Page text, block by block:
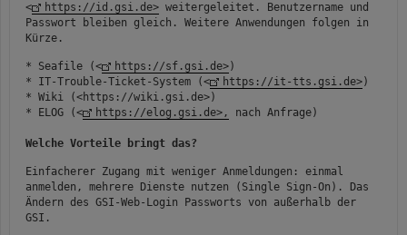
<
https://id.gsi.de> weitergeleitet. Benutzername und
Passwort bleiben gleich. Weitere Anwendungen folgen in
Kürze.
* Seafile (< https://sf.gsi.de>)
* IT-Trouble-Ticket-System (< https://it-tts.gsi.de>)
* Wiki (<https://wiki.gsi.de>)
* ELOG (< https://elog.gsi.de>, nach Anfrage)
Welche Vorteile bringt das?
Einfacherer Zugang mit weniger Anmeldungen: einmal
anmelden, mehrere Dienste nutzen (Single Sign-On). Das
Ändern des GSI-Web-Login Passworts von außerhalb der
GSI.